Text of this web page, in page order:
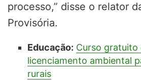
processo,” disse o relator
Provisória.
Educação: Curso gratuito
licenciamento ambiental
rurais